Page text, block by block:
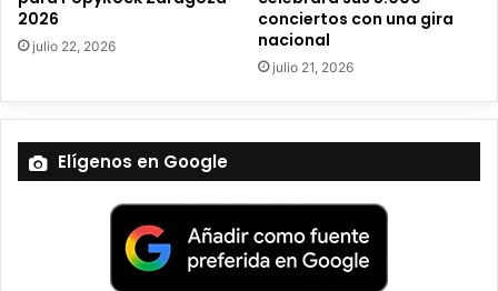
2026
julio 22, 2026
conciertos con una gira
nacional
julio 21, 2026
Elígenos en Google